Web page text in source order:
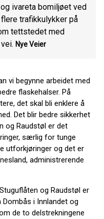
ivareta bomiljøet ved
trafikkulykker på
tettstedet med
Nye Veier
vi begynne arbeidet med
flaskehalser. På
det skal bli enklere å
Det blir bedre sikkerhet
og Raudstøl er det
særlig for tunge
utforkjøringer og det er
administrerende
og Raudstøl er
i Innlandet og
de to delstrekningene